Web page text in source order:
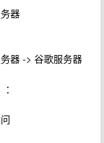
器
器 -> 谷歌服务器